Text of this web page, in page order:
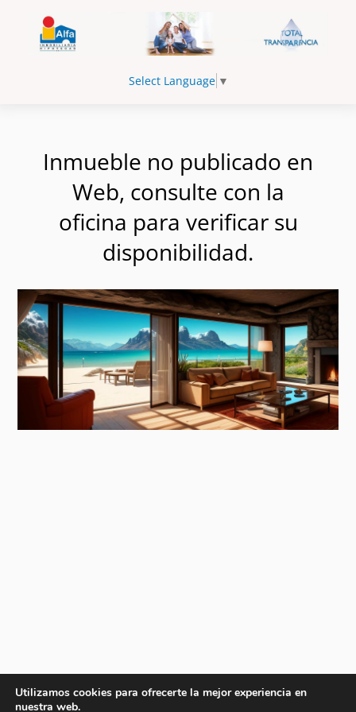
Select Language ▼
Inmueble no publicado en
Web, consulte con la
oficina para verificar su
disponibilidad.
Utilizamos cookies para ofrecerte la mejor experiencia en
nuestra web.